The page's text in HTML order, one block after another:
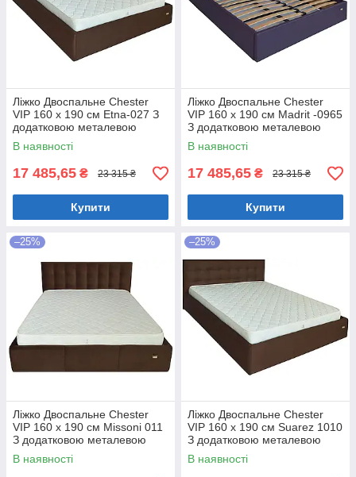
Ліжко Двоспальне Chester
VIP 160 х 190 см Etna-027 З
додатковою металевою
цільнозварною рамою
Коричневий
В наявності
17 485,65 ₴ 23 315 ₴
Купити
Ліжко Двоспальне Chester
VIP 160 х 190 см Madrit -0965
З додатковою металевою
цільнозварною рамою
Фіолетовий
В наявності
17 485,65 ₴ 23 315 ₴
Купити
–25%
Ліжко Двоспальне Chester
VIP 160 х 190 см Missoni 011
З додатковою металевою
цільнозварною рамою
Темно-коричневий
В наявності
–25%
Ліжко Двоспальне Chester
VIP 160 х 190 см Suarez 1010
З додатковою металевою
цільнозварною рамою
Коричневий
В наявності